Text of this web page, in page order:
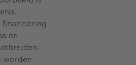
financiering
en
worden